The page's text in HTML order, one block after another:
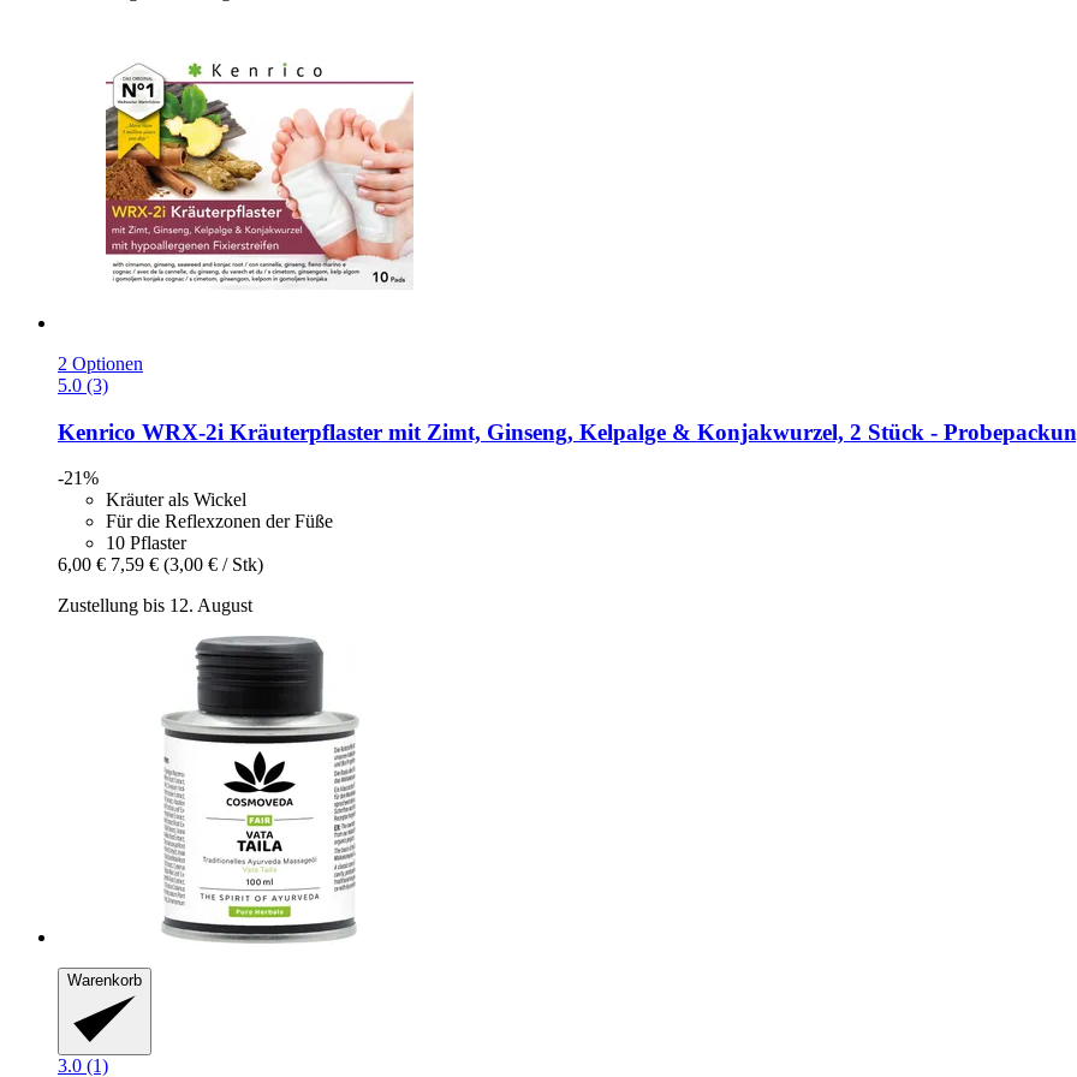
2 Optionen
5.0 (3)
Kenrico WRX-​2i Kräuterpflaster mit Zimt, Ginseng, Kelpalge & Konjakwurzel, 2 Stück -​
-21%
Kräuter als Wickel
Für die Reflexzonen der Füße
10 Pflaster
6,00 € 7,59 € (3,00 € / Stk)
Zustellung bis 12. August
Warenkorb
3.0 (1)